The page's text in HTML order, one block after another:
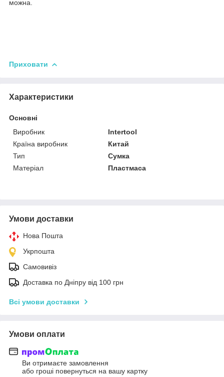
можна.
Приховати
Характеристики
Основні
Виробник
Intertool
Країна виробник
Китай
Тип
Сумка
Матеріал
Пластмаса
Умови доставки
Нова Пошта
Укрпошта
Самовивіз
Доставка по Дніпру від 100 грн
Всі умови доставки
Умови оплати
Ви отримаєте замовлення
або гроші повернуться на вашу картку